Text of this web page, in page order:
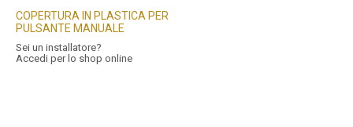
COPERTURA IN PLASTICA PER
PULSANTE MANUALE
Sei un installatore?
Accedi per lo shop online